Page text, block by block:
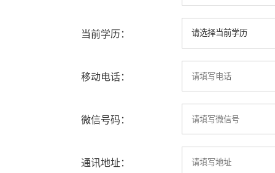
当前学历：
移动电话：
微信号码：
通讯地址：